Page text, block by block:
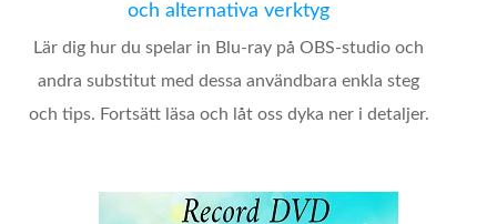
och alternativa verktyg
Lär dig hur du spelar in Blu-ray på OBS-studio och
andra substitut med dessa användbara enkla steg
och tips. Fortsätt läsa och låt oss dyka ner i detaljer.